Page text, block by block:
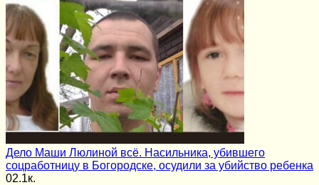
Дело Маши Люлиной всё. Насильника, убившего
соцработницу в Богородске, осудили за убийство ребенка
02.1к.